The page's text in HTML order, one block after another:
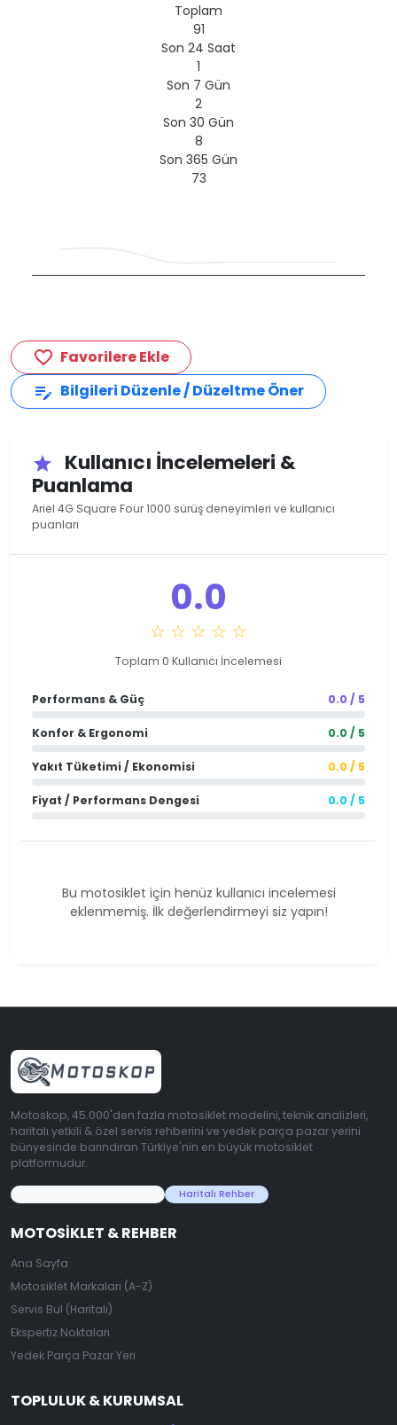
Toplam
91
Son 24 Saat
1
Son 7 Gün
2
Son 30 Gün
8
Son 365 Gün
73
favorite_border Favorilere Ekle
edit_note Bilgileri Düzenle / Düzeltme Öner
star
Kullanıcı İncelemeleri &
Puanlama
Ariel 4G Square Four 1000 sürüş deneyimleri ve kullanıcı
puanları
0.0
☆ ☆ ☆ ☆ ☆
Toplam 0 Kullanıcı İncelemesi
Performans & Güç 0.0 / 5
Konfor & Ergonomi 0.0 / 5
Yakıt Tüketimi / Ekonomisi 0.0 / 5
Fiyat / Performans Dengesi 0.0 / 5
Bu motosiklet için henüz kullanıcı incelemesi
eklenmemiş. İlk değerlendirmeyi siz yapın!
Motoskop, 45.000'den fazla motosiklet modelini, teknik analizleri,
haritalı yetkili & özel servis rehberini ve yedek parça pazar yerini
bünyesinde barındıran Türkiye'nin en büyük motosiklet
platformudur.
Haritalı Rehber
MOTOSIKLET & REHBER
Ana Sayfa
Motosiklet Markaları (A-Z)
Servis Bul (Haritalı)
Ekspertiz Noktaları
Yedek Parça Pazar Yeri
TOPLULUK & KURUMSAL